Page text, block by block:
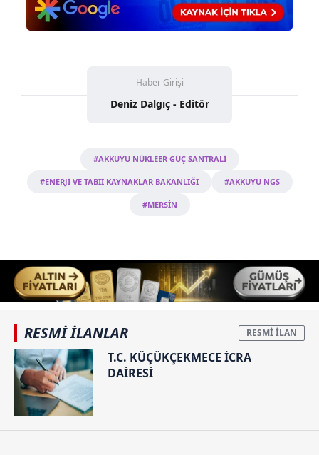
Haber Girişi
Deniz Dalgıç - Editör
#AKKUYU NÜKLEER GÜÇ SANTRALİ
#ENERJİ VE TABİİ KAYNAKLAR BAKANLIĞI #AKKUYU NGS
#MERSİN
RESMİ İLANLAR
T.C. KÜÇÜKÇEKMECE İCRA
DAİRESİ